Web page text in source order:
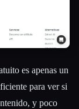
es apenas un
para ver si
y poco